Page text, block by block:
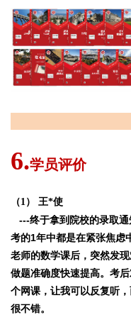
6.学员评价
（1） 王*使
---终于拿到院校的录取
考的1年中都是在紧张焦虑
老师的数学课后，突然发
做题准确度快速提高。考
个网课，让我可以反复听
很不错。